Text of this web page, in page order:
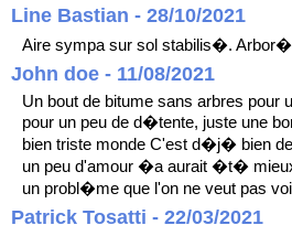
Line Bastian - 28/10/2021
Aire sympa sur sol stabilis�. Arbor�
John doe - 11/08/2021
Un bout de bitume sans arbres pour
pour un peu de d�tente, juste une
bien triste monde C'est d�j� bien
un peu d'amour �a aurait �t�
un probl�me que l'on ne veut pas
Patrick Tosatti - 22/03/2021